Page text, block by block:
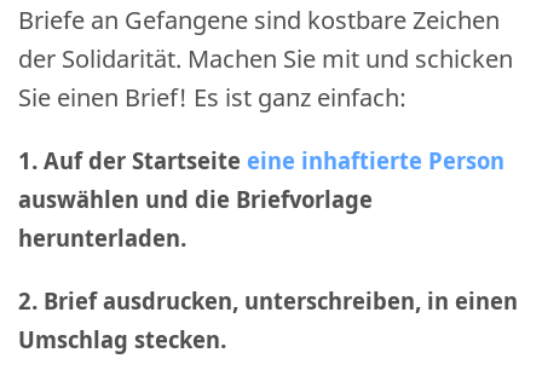
Briefe an Gefangene sind kostbare Zeichen
der Solidarität. Machen Sie mit und schicken
Sie einen Brief! Es ist ganz einfach:
1. Auf der Startseite eine inhaftierte Person
auswählen und die Briefvorlage
herunterladen.
2. Brief ausdrucken, unterschreiben, in einen
Umschlag stecken.